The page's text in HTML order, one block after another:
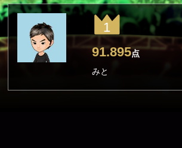
1
91.895点
みと